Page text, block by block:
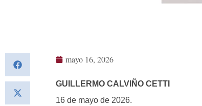
mayo 16, 2026
GUILLERMO CALVIÑO CETTI
16 de mayo de 2026.